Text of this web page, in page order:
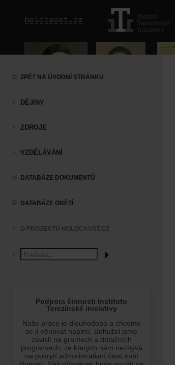
ZPĚT NA ÚVODNÍ STRÁNKU
DĚJINY
ZDROJE
VZDĚLÁVÁNÍ
DATABÁZE DOKUMENTŮ
DATABÁZE OBĚTÍ
O PROJEKTU HOLOCAUST.CZ